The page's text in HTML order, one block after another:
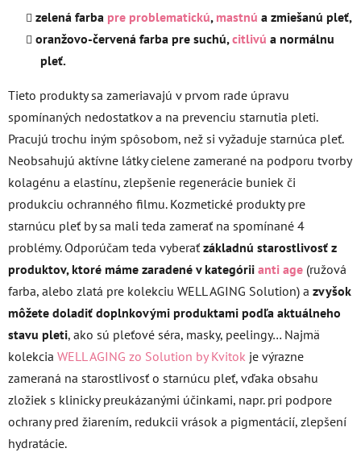
zelená farba pre problematickú, mastnú a zmiešanú pleť,
oranžovo-červená farba pre suchú, citlivú a normálnu
pleť.
Tieto produkty sa zameriavajú v prvom rade úpravu
spomínaných nedostatkov a na prevenciu starnutia pleti.
Pracujú trochu iným spôsobom, než si vyžaduje starnúca pleť.
Neobsahujú aktívne látky cielene zamerané na podporu tvorby
kolagénu a elastínu, zlepšenie regenerácie buniek či
produkciu ochranného filmu. Kozmetické produkty pre
starnúcu pleť by sa mali teda zamerať na spomínané 4
problémy. Odporúčam teda vyberať základnú starostlivosť z
produktov, ktoré máme zaradené v kategórii anti age (ružová
farba, alebo zlatá pre kolekciu WELL AGING Solution) a zvyšok
môžete doladiť doplnkovými produktami podľa aktuálneho
stavu pleti, ako sú pleťové séra, masky, peelingy… Najmä
kolekcia WELL AGING zo Solution by Kvitok je výrazne
zameraná na starostlivosť o starnúcu pleť, vďaka obsahu
zložiek s klinicky preukázanými účinkami, napr. pri podpore
ochrany pred žiarením, redukcii vrások a pigmentácií, zlepšení
hydratácie.